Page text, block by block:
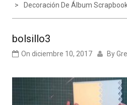
Decoración De Álbum
bolsillo3
On diciembre 10, 2017 By